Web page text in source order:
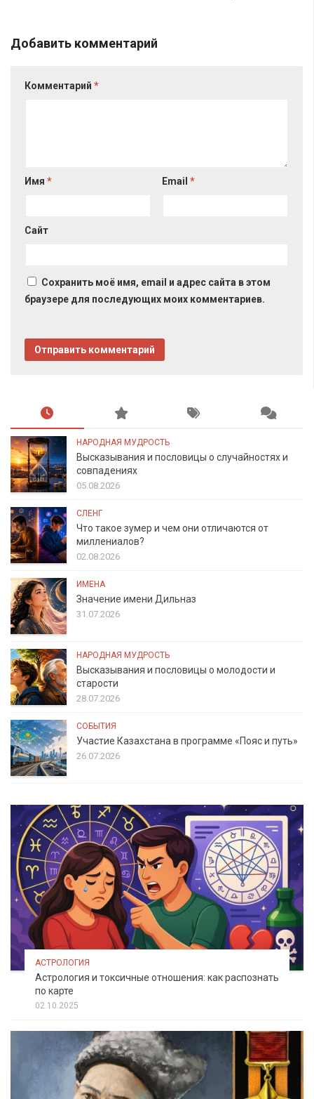
Добавить комментарий
Комментарий *
Имя * Email*
Сайт
Сохранить моё имя, email и адрес сайта в этом
браузере для последующих моих комментариев.
НАРОДНАЯ МУДРОСТЬ
Высказывания и пословицы о случайностях и
совпадениях
05.08.2026
СЛЕНГ
Что такое зумер и чем они отличаются от
миллениалов?
02.08.2026
ИМЕНА
Значение имени Дильназ
31.07.2026
НАРОДНАЯ МУДРОСТЬ
Высказывания и пословицы о молодости и
старости
28.07.2026
СОБЫТИЯ
Участие Казахстана в программе «Пояс и путь»
26.07.2026
АСТРОЛОГИЯ
Астрология и токсичные отношения: как распознать
по карте
02.10.2025